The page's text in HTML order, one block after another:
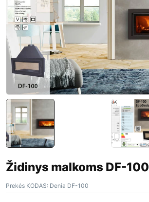
Židinys malkoms DF-100
Prekės KODAS: Denia DF-100